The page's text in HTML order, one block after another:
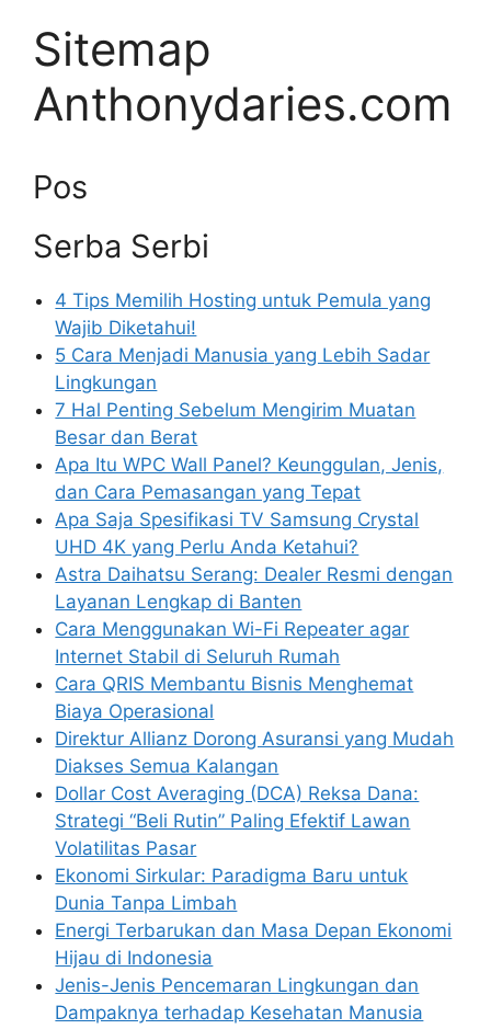
Sitemap
Anthonydaries.com
Pos
Serba Serbi
4 Tips Memilih Hosting untuk Pemula yang
Wajib Diketahui!
5 Cara Menjadi Manusia yang Lebih Sadar
Lingkungan
7 Hal Penting Sebelum Mengirim Muatan
Besar dan Berat
Apa Itu WPC Wall Panel? Keunggulan, Jenis,
dan Cara Pemasangan yang Tepat
Apa Saja Spesifikasi TV Samsung Crystal
UHD 4K yang Perlu Anda Ketahui?
Astra Daihatsu Serang: Dealer Resmi dengan
Layanan Lengkap di Banten
Cara Menggunakan Wi-Fi Repeater agar
Internet Stabil di Seluruh Rumah
Cara QRIS Membantu Bisnis Menghemat
Biaya Operasional
Direktur Allianz Dorong Asuransi yang Mudah
Diakses Semua Kalangan
Dollar Cost Averaging (DCA) Reksa Dana:
Strategi “Beli Rutin” Paling Efektif Lawan
Volatilitas Pasar
Ekonomi Sirkular: Paradigma Baru untuk
Dunia Tanpa Limbah
Energi Terbarukan dan Masa Depan Ekonomi
Hijau di Indonesia
Jenis-Jenis Pencemaran Lingkungan dan
Dampaknya terhadap Kesehatan Manusia